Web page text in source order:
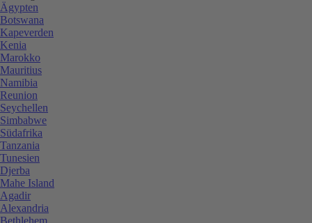
Ägypten
Botswana
Kapeverden
Kenia
Marokko
Mauritius
Namibia
Reunion
Seychellen
Simbabwe
Südafrika
Tanzania
Tunesien
Djerba
Mahe Island
Agadir
Alexandria
Bethlehem